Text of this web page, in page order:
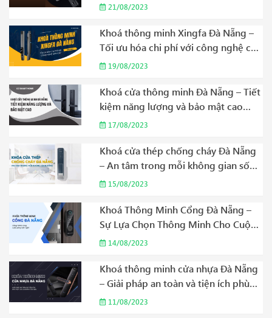
Khu Dân Cư Năm 2023
21/08/2023
Khoá thông minh Xingfa Đà Nẵng –
Tối ưu hóa chi phí với công nghệ cao
cấp Năm 2023
19/08/2023
Khoá cửa thông minh Đà Nẵng – Tiết
kiệm năng lượng và bảo mật cao
Năm 2023
17/08/2023
Khoá cửa thép chống cháy Đà Nẵng
– An tâm trong mỗi không gian sống
Năm 2023
15/08/2023
Khoá Thông Minh Cổng Đà Nẵng –
Sự Lựa Chọn Thông Minh Cho Cuộc
Sống Hiện Đại Năm 2023
14/08/2023
Khoá thông minh cửa nhựa Đà Nẵng
– Giải pháp an toàn và tiện ích phù
hợp cho gia đình của bạn Năm 2023
11/08/2023